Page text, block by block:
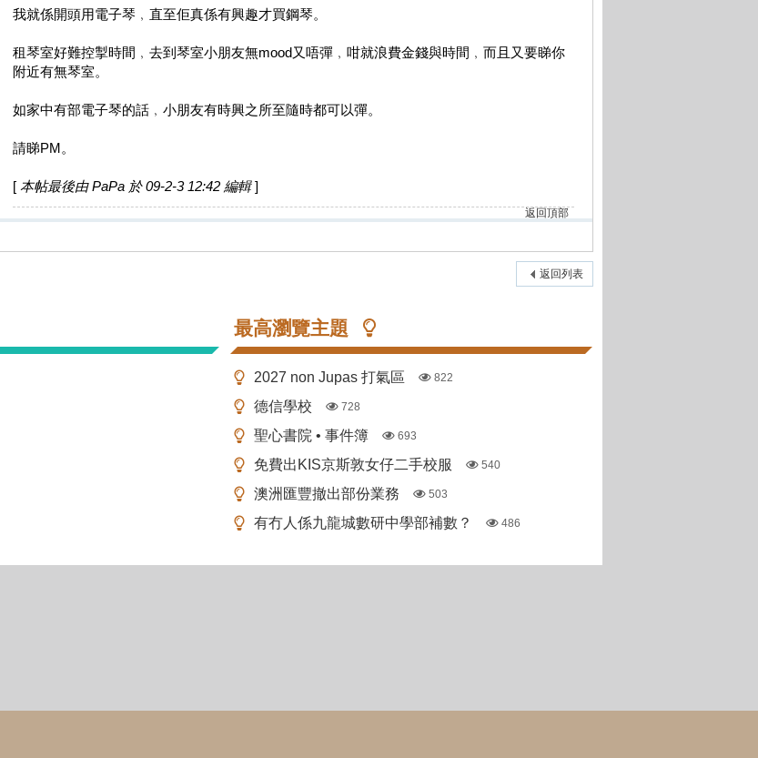
我就係開頭用電子琴﹐直至佢真係有興趣才買鋼琴。
租琴室好難控掣時間﹐去到琴室小朋友無mood又唔彈﹐咁就浪費金錢與時間﹐而且又要睇你
附近有無琴室。
如家中有部電子琴的話﹐小朋友有時興之所至隨時都可以彈。
請睇PM。
[ 本帖最後由 PaPa 於 09-2-3 12:42 編輯]
返回頂部
返回列表
最高瀏覽主題
2027 non Jupas 打氣區 822
德信學校 728
聖心書院 • 事件簿 693
免費出KIS京斯敦女仔二手校服 540
澳洲匯豐撤出部份業務 503
有冇人係九龍城數研中學部補數？ 486